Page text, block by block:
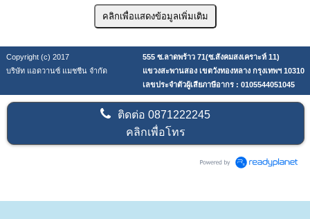
Copyright (c) 2017
555 ซ.ลาดพร้าว 71(ซ.สังคมสงเคราะห์ 11)
บริษัท แอดวานซ์ แมชชีน จำกัด
แขวงสะพานสอง เขตวังทองหลาง กรุงเทพฯ 10310
เลขประจำตัวผู้เสียภาษีอากร : 0105544051045
ติดต่อ0871222245
คลิกเพื่อโทร